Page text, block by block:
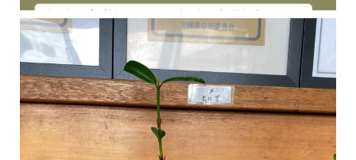
今年の1月にお店に植えたマングローブ(メヒルギ)の苗が成長してきました
マングロ